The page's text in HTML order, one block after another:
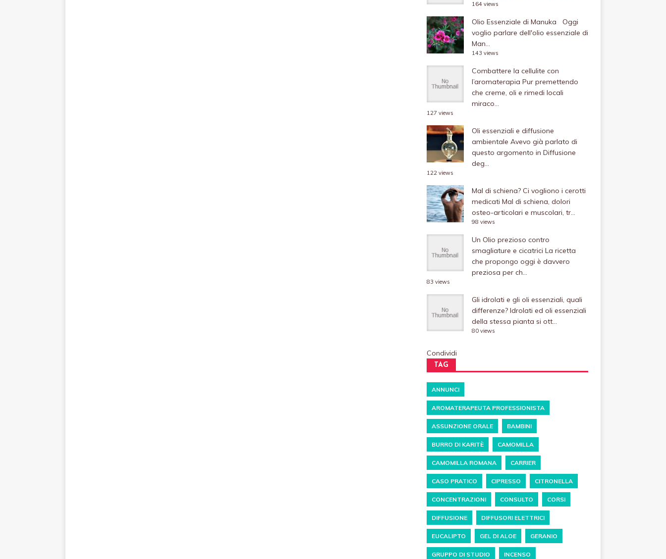
164 views
Olio Essenziale di Manuka
Oggi
voglio parlare dell'olio essenziale di
Man...
143 views
Combattere la cellulite con
l’aromaterapia Pur premettendo
che creme, oli e rimedi locali
miraco...
127 views
Oli essenziali e diffusione
ambientale Avevo già parlato di
questo argomento in Diffusione
deg...
122 views
Mal di schiena? Ci vogliono i cerotti
medicati Mal di schiena, dolori
osteo-articolari e muscolari, tr...
98 views
Un Olio prezioso contro
smagliature e cicatrici La ricetta
che propongo oggi è davvero
preziosa per ch...
83 views
Gli idrolati e gli oli essenziali, quali
differenze? Idrolati ed oli essenziali
della stessa pianta si ott...
80 views
Condividi
TAG
ANNUNCI
AROMATERAPEUTA PROFESSIONISTA
ASSUNZIONE ORALE BAMBINI
BURRO DI KARITÈ CAMOMILLA
CAMOMILLA ROMANA CARRIER
CASO PRATICO CIPRESSO CITRONELLA
CONCENTRAZIONI CONSULTO CORSI
DIFFUSIONE DIFFUSORI ELETTRICI
EUCALIPTO GEL DI ALOE GERANIO
GRUPPO DI STUDIO INCENSO